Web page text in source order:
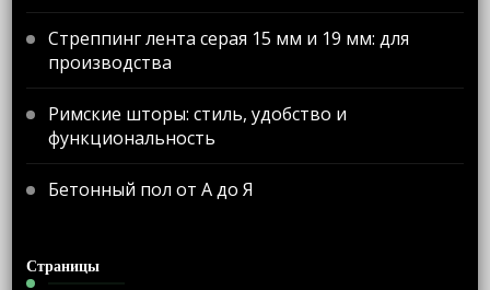
Стреппинг лента серая 15 мм и 19 мм: для
производства
Римские шторы: стиль, удобство и
функциональность
Бетонный пол от А до Я
Страницы